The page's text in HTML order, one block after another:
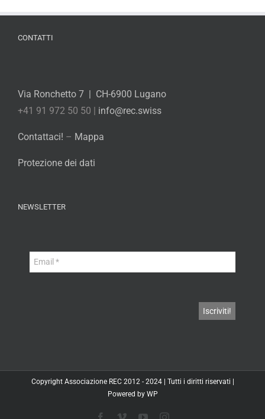
CONTATTI
Via Ronchetto 7 | CH-6900 Lugano
+41 91 972 50 50 | info@rec.swiss
Contattaci! – Mappa
Protezione dei dati
NEWSLETTER
Copyright Associazione REC2012 - 2024 | Tutti i diritti riservati |
Powered by WP
Facebook
VimeoYouTubeInstagram